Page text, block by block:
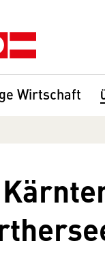
Wirtschaft